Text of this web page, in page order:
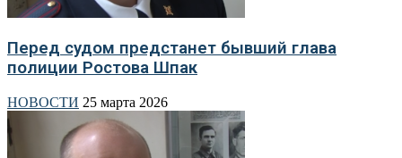
Перед судом предстанет бывший глава
полиции Ростова Шпак
НОВОСТИ 25 марта 2026